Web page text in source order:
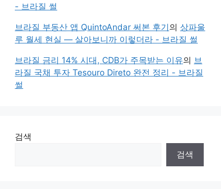
- 브라질 썰
브라질 부동산 앱 QuintoAndar 써본 후기 의 상파울
루 월세 현실 — 살아보니까 이렇더라 - 브라질 썰
브라질 금리 14% 시대, CDB가 주목받는 이유의 브
라질 국채 투자 Tesouro Direto 완전 정리 - 브라질
썰
검색
검색